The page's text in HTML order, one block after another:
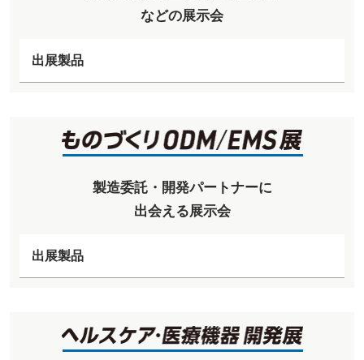
などの展示会
出展製品
製造委託・開発パートナーに
出会える展示会
出展製品